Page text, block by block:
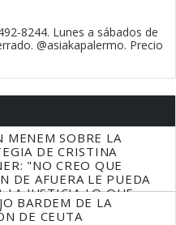
8244. Lunes a sábados de
@asiakapalermo. Precio
MENEM SOBRE LA
DE CRISTINA
"NO CREO QUE
DE AFUERA LE PUEDA
LA JUSTICIA LO QUE
HACER"
BARDEM DE LA
DE CEUTA